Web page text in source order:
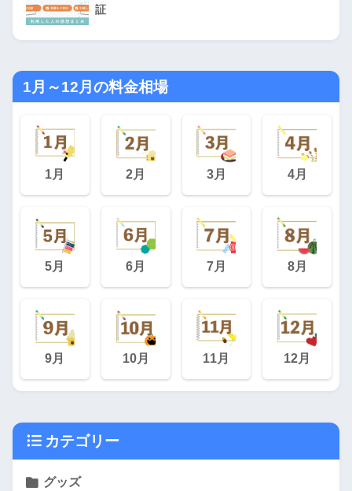
証
1月～12月の料金相場
1月 2月 3月 4月
5月 6月 7月 8月
9月 10月 11月 12月
カテゴリー
グッズ